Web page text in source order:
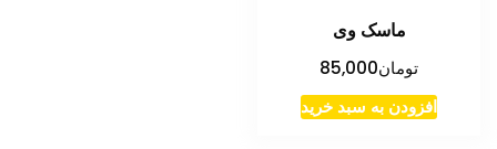
ماسک وی
تومان85,000
افزودن به سبد خرید